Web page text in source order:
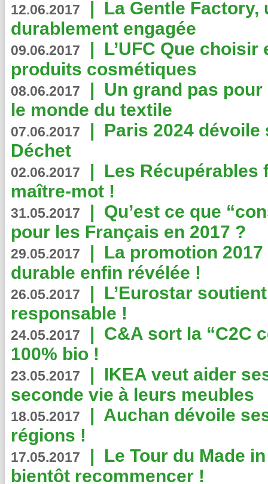
12.06.2017 | La Gentle
durablement engagée
09.06.2017 | L’UFC Que
produits cosmétiques
08.06.2017 | Un grand pas
le monde du textile
07.06.2017 | Paris 2024
Déchet
02.06.2017 | Les Récupérables
maître-mot !
31.05.2017 | Qu’est ce que
pour les Français en 2017 ?
29.05.2017 | La promotion
durable enfin révélée !
26.05.2017 | L’Eurostar
responsable !
24.05.2017 | C&A sort la “C2C
100% bio !
23.05.2017 | IKEA veut aider
seconde vie à leurs meubles
18.05.2017 | Auchan dévoile
régions !
17.05.2017 | Le Tour du Made
bientôt recommencer !